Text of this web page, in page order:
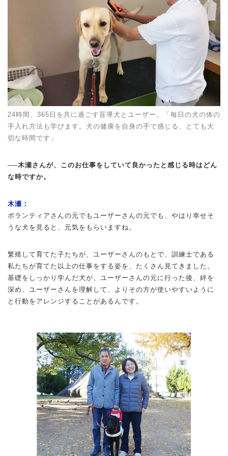
24時間、365日を共に過ごす盲導犬とユーザー。「毎日の犬の体の
手入れ方法も学びます。犬の健康を自身の手で感じる、とても大
切な時間です」
──木瀬さんが、このお仕事をしていて良かったと感じる時はどん
な時ですか。
木瀬：
ボランティアさんの元でもユーザーさんの元でも、やはり幸せそ
うな犬を見ると、元気をもらいますね。
繁殖して育てた子たちが、ユーザーさんのもとで、訓練士である
私たちが育てた以上の仕事をする姿を、たくさん見てきました。
基礎をしっかり学んだ犬が、ユーザーさんの元に行った後、絆を
深め、ユーザーさんを理解して、よりその方が使いやすいように
と行動をアレンジすることがあるんです。